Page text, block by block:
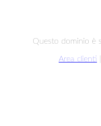
Questo dominio è
Area clienti